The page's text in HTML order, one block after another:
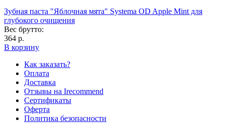
Зубная паста "Яблочная мята" Systema OD Apple Mint для
глубокого очищения
Вес брутто:
364 р.
В корзину
Как заказать?
Оплата
Доставка
Отзывы на Irecommend
Сертификаты
Оферта
Политика безопасности